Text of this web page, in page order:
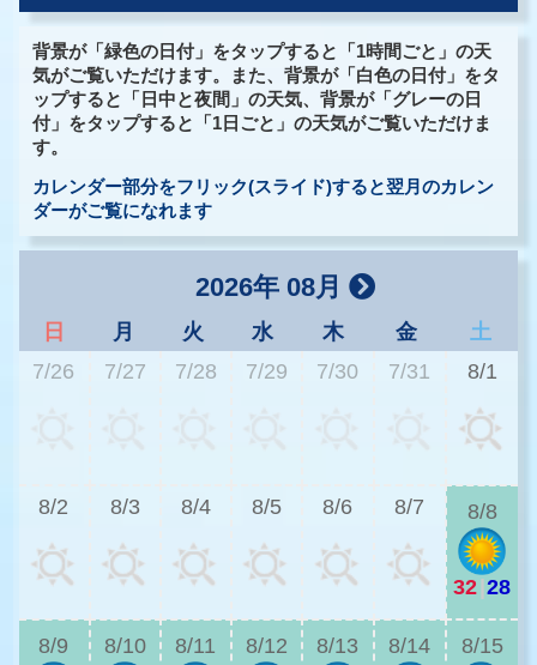
背景が「緑色の日付」をタップすると「1時間ごと」の天
気がご覧いただけます。また、背景が「白色の日付」をタ
ップすると「日中と夜間」の天気、背景が「グレーの日
付」をタップすると「1日ごと」の天気がご覧いただけま
す。
カレンダー部分をフリック(スライド)すると翌月のカレン
ダーがご覧になれます
2026年 08月
日 月 火 水 木 金
土
7/26
7/27 7/28 7/29 7/30 7/31 8/1
8/2 8/3 8/4 8/5 8/6 8/7 8/8
32|28
8/9 8/10 8/11 8/12 8/13 8/14 8/15